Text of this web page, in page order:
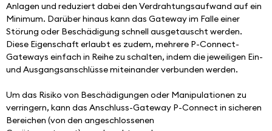
Anlagen und reduziert dabei den Verdrahtungsaufwand auf ein
Minimum. Darüber hinaus kann das Gateway im Falle einer
Störung oder Beschädigung schnell ausgetauscht werden.
Diese Eigenschaft erlaubt es zudem, mehrere P-Connect-
Gateways einfach in Reihe zu schalten, indem die jeweiligen Ein-
und Ausgangsanschlüsse miteinander verbunden werden.
Um das Risiko von Beschädigungen oder Manipulationen zu
verringern, kann das Anschluss-Gateway P-Connect in sicheren
Bereichen (von den angeschlossenen